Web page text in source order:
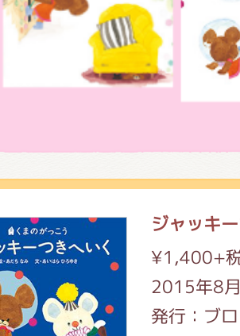
ジャッキ
¥1,400+
2015年8
発行：ブ